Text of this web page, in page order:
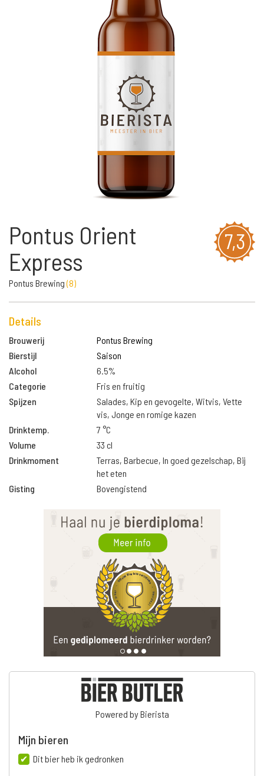
7,3
Pontus Orient
Express
Pontus Brewing(8)
Details
Brouwerij
Pontus Brewing
Bierstijl
Saison
Alcohol
6.5%
Categorie
Fris en fruitig
Spijzen
Salades, Kip en gevogelte, Witvis, Vette
vis, Jonge en romige kazen
Drinktemp.
7 °C
Volume
33 cl
Drinkmoment
Terras, Barbecue, In goed gezelschap, Bij
het eten
Gisting
Bovengistend
Powered by Bierista
Mijn bieren
Dit bier heb ik gedronken